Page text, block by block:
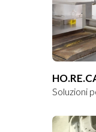
Soluzioni